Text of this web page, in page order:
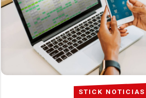
STICK NOTICIAS